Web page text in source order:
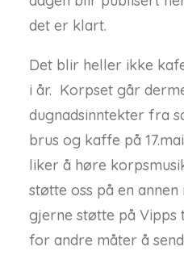
det er klart.
Det blir heller ikke
i år. Korpset går
dugnadsinntekter fra
brus og kaffe på
liker å høre
støtte oss på en
gjerne støtte på Vipps
for andre måter å